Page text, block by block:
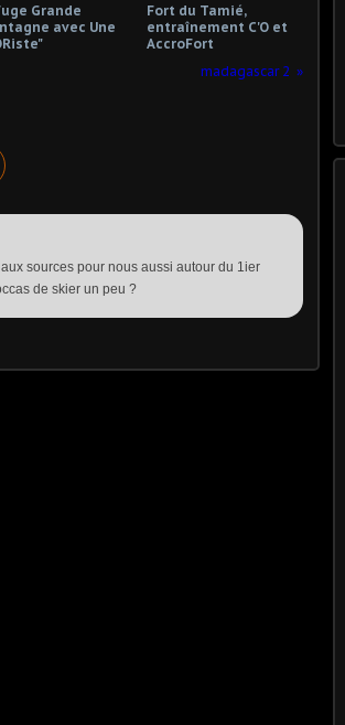
Grande
avec Une
Fort du Tamié,
entraînement C'O et
AccroFort
madagascar 2
sources pour nous aussi autour du 1ier
de skier un peu ?